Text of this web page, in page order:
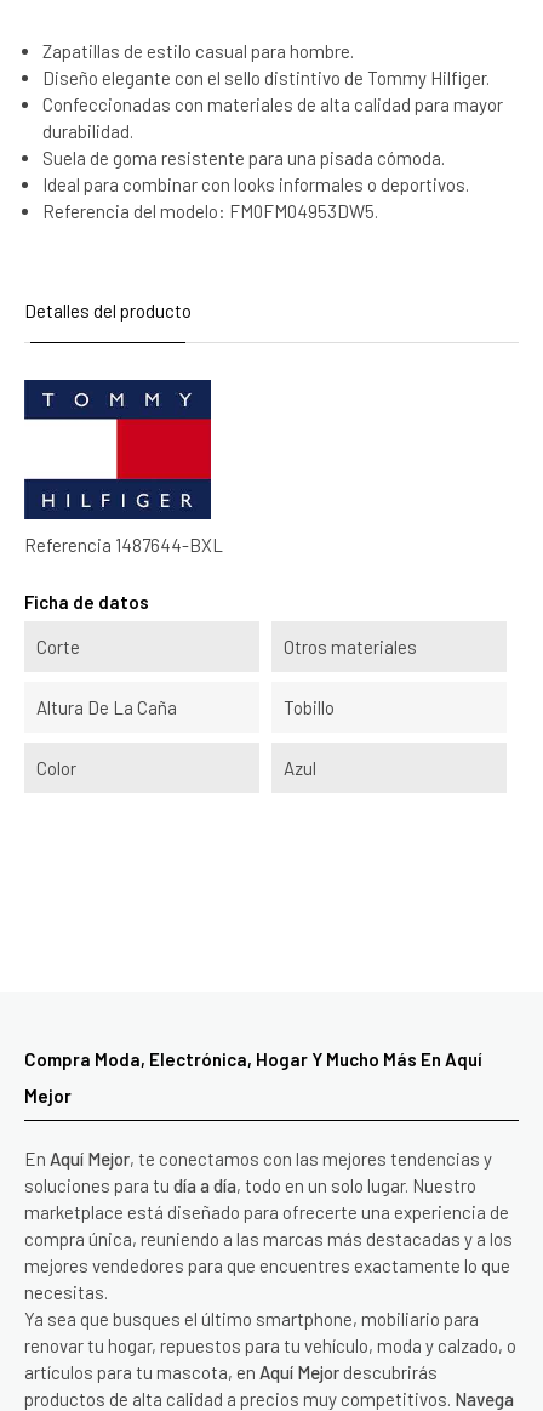
Zapatillas de estilo casual para hombre.
Diseño elegante con el sello distintivo de Tommy Hilfiger.
Confeccionadas con materiales de alta calidad para mayor
durabilidad.
Suela de goma resistente para una pisada cómoda.
Ideal para combinar con looks informales o deportivos.
Referencia del modelo: FM0FM04953DW5.
Detalles del producto
Referencia 1487644-BXL
Ficha de datos
Corte Otros materiales
Altura De La Caña Tobillo
Color Azul
Compra Moda, Electrónica, Hogar Y Mucho Más En Aquí
Mejor
En Aquí Mejor, te conectamos con las mejores tendencias y
soluciones para tu día a día, todo en un solo lugar. Nuestro
marketplace está diseñado para ofrecerte una experiencia de
compra única, reuniendo a las marcas más destacadas y a los
mejores vendedores para que encuentres exactamente lo que
necesitas.
Ya sea que busques el último smartphone, mobiliario para
renovar tu hogar, repuestos para tu vehículo, moda y calzado, o
artículos para tu mascota, en Aquí Mejor descubrirás
productos de alta calidad a precios muy competitivos. Navega